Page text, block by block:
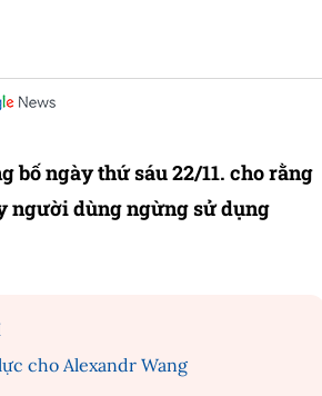
bố ngày thứ sáu 22/11. cho rằng
người dùng ngừng sử dụng
cho Alexandr Wang